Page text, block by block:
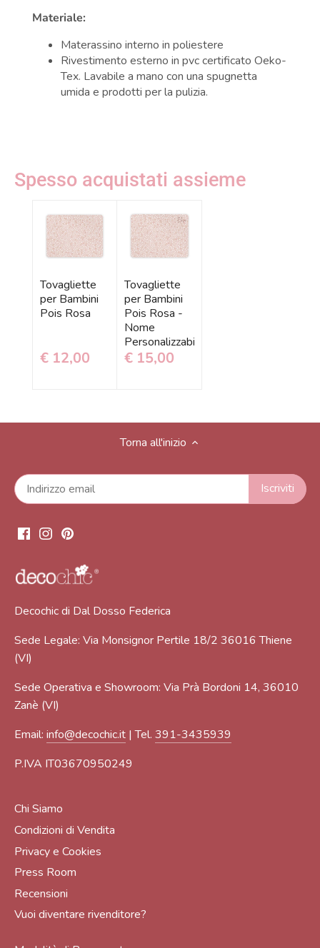
Materiale:
Materassino interno in poliestere
Rivestimento esterno in pvc certificato Oeko-
Tex. Lavabile a mano con una spugnetta
umida e prodotti per la pulizia.
Spesso acquistati assieme
Tovagliette
per Bambini
Pois Rosa
€ 12,00
Tovagliette
per Bambini
Pois Rosa -
Nome
Personalizzabile
€ 15,00
Torna all'inizio
Decochic di Dal Dosso Federica
Sede Legale: Via Monsignor Pertile 18/2 36016 Thiene
(VI)
Sede Operativa e Showroom: Via Prà Bordoni 14, 36010
Zanè (VI)
Email: info@decochic.it | Tel. 391-3435939
P.IVA IT03670950249
Chi Siamo
Condizioni di Vendita
Privacy e Cookies
Press Room
Recensioni
Vuoi diventare rivenditore?